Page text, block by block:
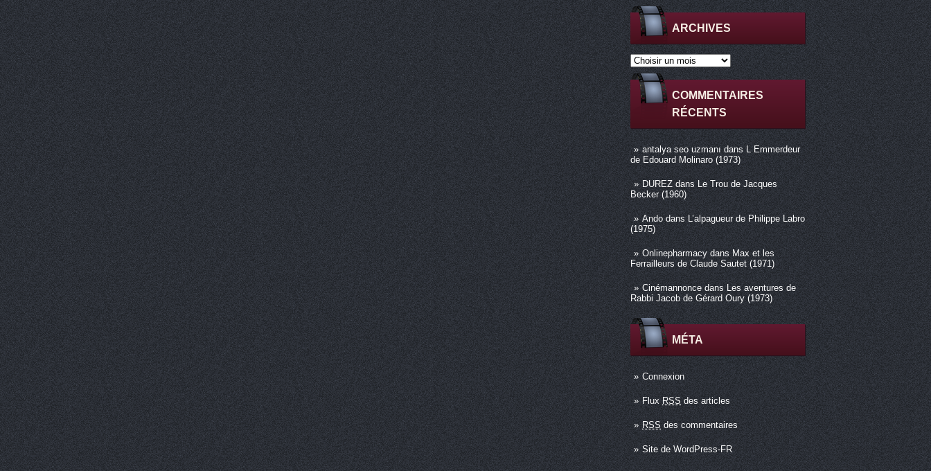
ARCHIVES
COMMENTAIRES
RÉCENTS
antalya seo uzmanıdans L Emmerdeur
de Edouard Molinaro (1973)
DUREZdans Le Trou de Jacques
Becker (1960)
Andodans L’alpagueur de Philippe Labro
(1975)
Onlinepharmacy dansMax et les
Ferrailleurs de Claude Sautet (1971)
Cinémannonce dansLes aventures de
Rabbi Jacob de Gérard Oury (1973)
MÉTA
Connexion
Flux RSS des articles
RSSdes commentaires
Site de WordPress-FR